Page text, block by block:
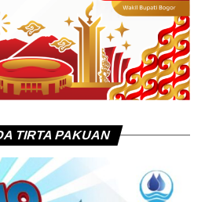
TIRTA PAKUAN